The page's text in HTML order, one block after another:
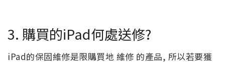
3. 購買的iPad何處送修?
iPad的保固維修是限購買地 維修 的產品, 所以若要獲